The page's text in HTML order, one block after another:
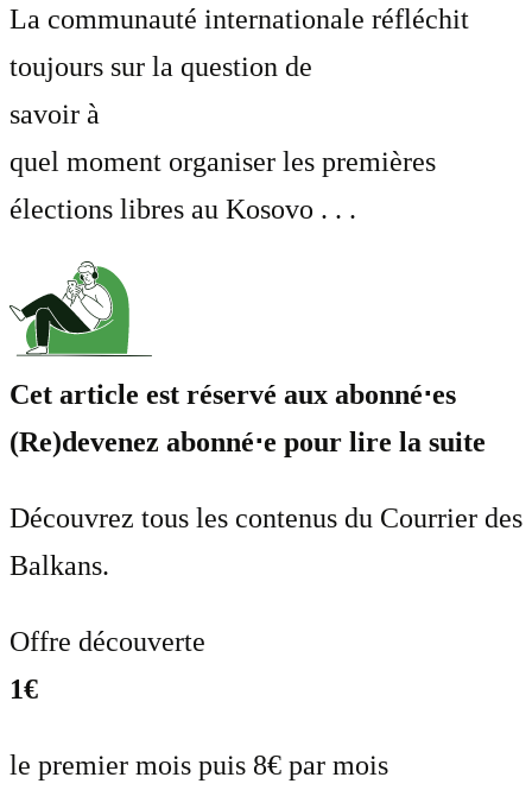
La communauté internationale réfléchit
toujours sur la question de
savoir à
quel moment organiser les premières
élections libres au Kosovo . . .
Cet article est réservé aux abonné⋅es
(Re)devenez abonné⋅e pour lire la suite
Découvrez tous les contenus du Courrier des
Balkans.
Offre découverte
1€
le premier mois puis 8€ par mois